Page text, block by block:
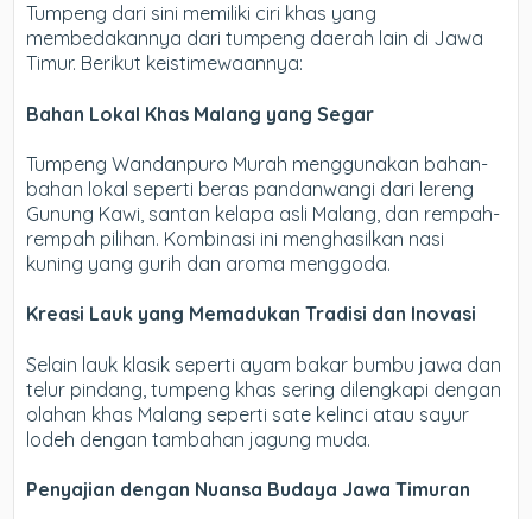
Tumpeng dari sini memiliki ciri khas yang
membedakannya dari tumpeng daerah lain di Jawa
Timur. Berikut keistimewaannya:
Bahan Lokal Khas Malang yang Segar
Tumpeng Wandanpuro Murah menggunakan bahan-
bahan lokal seperti beras pandanwangi dari lereng
Gunung Kawi, santan kelapa asli Malang, dan rempah-
rempah pilihan. Kombinasi ini menghasilkan nasi
kuning yang gurih dan aroma menggoda.
Kreasi Lauk yang Memadukan Tradisi dan Inovasi
Selain lauk klasik seperti ayam bakar bumbu jawa dan
telur pindang, tumpeng khas sering dilengkapi dengan
olahan khas Malang seperti sate kelinci atau sayur
lodeh dengan tambahan jagung muda.
Penyajian dengan Nuansa Budaya Jawa Timuran